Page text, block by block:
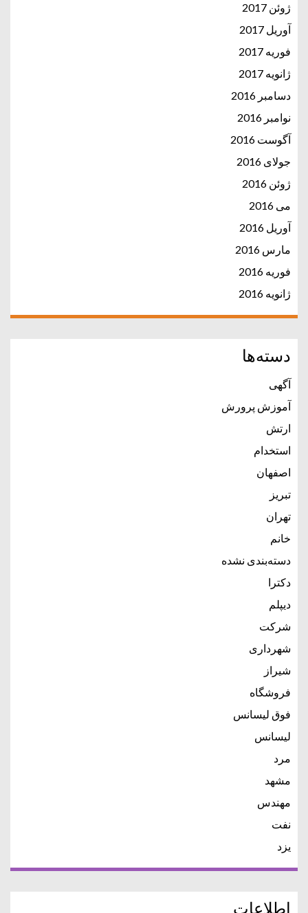
ژوئن 2017
آوریل 2017
فوریه 2017
ژانویه 2017
دسامبر 2016
نوامبر 2016
آگوست 2016
جولای 2016
ژوئن 2016
می 2016
آوریل 2016
مارس 2016
فوریه 2016
ژانویه 2016
دسته‌ها
آگهی
آموزش پرورش
ارتش
استخدام
اصفهان
تبریز
تهران
خانم
دسته‌بندی نشده
دکترا
دیپلم
شرکت
شهرداری
شیراز
فروشگاه
فوق لیسانس
لیسانس
مرد
مشهد
مهندس
نفت
یزد
اطلاعات